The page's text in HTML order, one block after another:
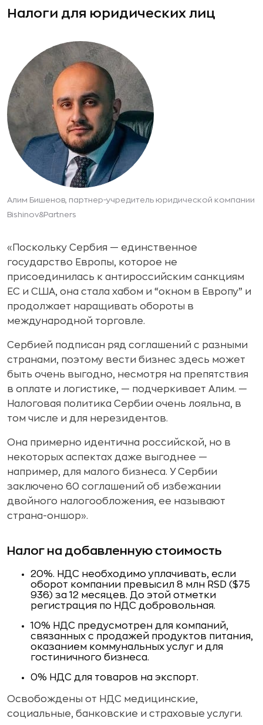
Налоги для юридических лиц
Алим Бишенов, партнер-учредитель юридической компании
Bishinov&Partners
«Поскольку Сербия — единственное
государство Европы, которое не
присоединилась к антироссийским санкциям
ЕС и США, она стала хабом и “окном в Европу” и
продолжает наращивать обороты в
международной торговле.
Сербией подписан ряд соглашений с разными
странами, поэтому вести бизнес здесь может
быть очень выгодно, несмотря на препятствия
в оплате и логистике, — подчеркивает Алим. —
Налоговая политика Сербии очень лояльна, в
том числе и для нерезидентов.
Она примерно идентична российской, но в
некоторых аспектах даже выгоднее —
например, для малого бизнеса. У Сербии
заключено 60 соглашений об избежании
двойного налогообложения, ее называют
страна-оншор».
Налог на добавленную стоимость
20%. НДС необходимо уплачивать, если
оборот компании превысил 8 млн RSD ($75
936) за 12 месяцев. До этой отметки
регистрация по НДС добровольная.
10% НДС предусмотрен для компаний,
связанных с продажей продуктов питания,
оказанием коммунальных услуг и для
гостиничного бизнеса.
0% НДС для товаров на экспорт.
Освобождены от НДС медицинские,
социальные, банковские и страховые услуги.